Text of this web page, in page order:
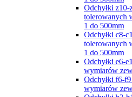
Odchyłki z10-
tolerowanych
1 do 500mm
Odchyłki c8-
tolerowanych
1 do 500mm
Odchyłki e6-
wymiarów
Odchyłki f6-
wymiarów